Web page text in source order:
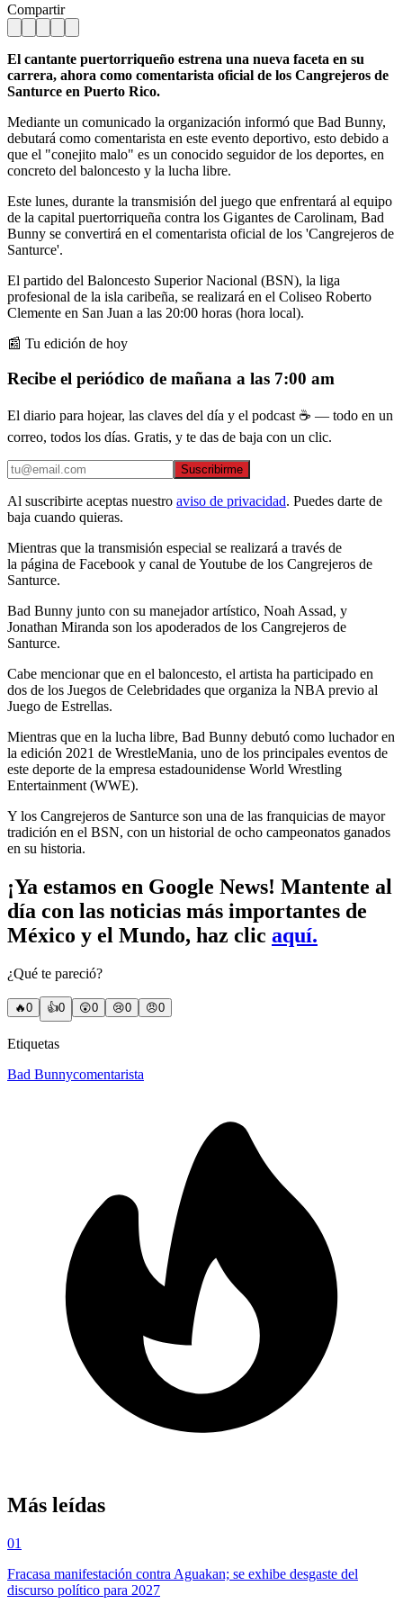
Compartir
El cantante puertorriqueño estrena una nueva faceta en su
carrera, ahora como comentarista oficial de los Cangrejeros de
Santurce en Puerto Rico.
Mediante un comunicado la organización informó que Bad Bunny,
debutará como comentarista en este evento deportivo, esto debido a
que el "conejito malo" es un conocido seguidor de los deportes, en
concreto del baloncesto y la lucha libre.
Este lunes, durante la transmisión del juego que enfrentará al equipo
de la capital puertorriqueña contra los Gigantes de Carolinam, Bad
Bunny se convertirá en el comentarista oficial de los 'Cangrejeros de
Santurce'.
El partido del Baloncesto Superior Nacional (BSN), la liga
profesional de la isla caribeña, se realizará en el Coliseo Roberto
Clemente en San Juan a las 20:00 horas (hora local).
📰 Tu edición de hoy
Recibe el periódico de mañana a las 7:00 am
El diario para hojear, las claves del día y el podcast ☕ — todo en un
correo, todos los días. Gratis, y te das de baja con un clic.
Suscribirme
Al suscribirte aceptas nuestro aviso de privacidad. Puedes darte de
baja cuando quieras.
Mientras que la transmisión especial se realizará a través de
la página de Facebook y canal de Youtube de los Cangrejeros de
Santurce.
Bad Bunny junto con su manejador artístico, Noah Assad, y
Jonathan Miranda son los apoderados de los Cangrejeros de
Santurce.
Cabe mencionar que en el baloncesto, el artista ha participado en
dos de los Juegos de Celebridades que organiza la NBA previo al
Juego de Estrellas.
Mientras que en la lucha libre, Bad Bunny debutó como luchador en
la edición 2021 de WrestleMania, uno de los principales eventos de
este deporte de la empresa estadounidense World Wrestling
Entertainment (WWE).
Y los Cangrejeros de Santurce son una de las franquicias de mayor
tradición en el BSN, con un historial de ocho campeonatos ganados
en su historia.
¡Ya estamos en Google News! Mantente al
día con las noticias más importantes de
México y el Mundo, haz clic aquí.
¿Qué te pareció?
🔥0 👍0 😲0 😢0 😠0
Etiquetas
Bad Bunnycomentarista
Más leídas
01
Fracasa manifestación contra Aguakan; se exhibe desgaste del
discurso político para 2027